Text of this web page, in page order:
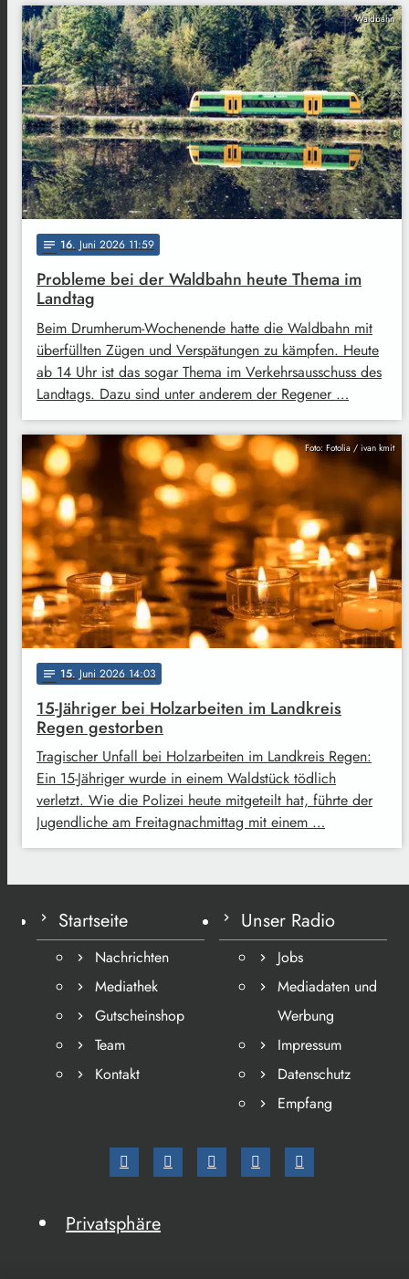
Waldbahn
notes 16. Juni 2026 11:59
Probleme bei der Waldbahn heute Thema im
Landtag
Beim Drumherum-Wochenende hatte die Waldbahn mit
überfüllten Zügen und Verspätungen zu kämpfen. Heute
ab 14 Uhr ist das sogar Thema im Verkehrsausschuss des
Landtags. Dazu sind unter anderem der Regener …
Foto: Fotolia / ivan kmit
notes 15. Juni 2026 14:03
15-Jähriger bei Holzarbeiten im Landkreis
Regen gestorben
Tragischer Unfall bei Holzarbeiten im Landkreis Regen:
Ein 15-Jähriger wurde in einem Waldstück tödlich
verletzt. Wie die Polizei heute mitgeteilt hat, führte der
Jugendliche am Freitagnachmittag mit einem …
Startseite
Nachrichten
Mediathek
Gutscheinshop
Team
Kontakt
Unser Radio
Jobs
Mediadaten und
Werbung
Impressum
Datenschutz
Empfang
Privatsphäre